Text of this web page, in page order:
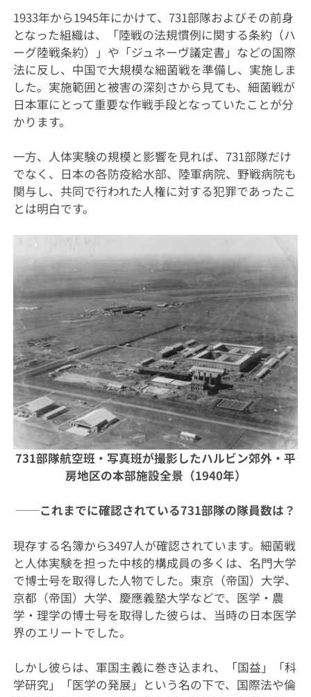
1933年から1945年にかけて、731部隊およびその前身
となった組織は、「陸戦の法規慣例に関する条約（ハ
ーグ陸戦条約）」や「ジュネーヴ議定書」などの国際
法に反し、中国で大規模な細菌戦を準備し、実施しま
した。実施範囲と被害の深刻さから見ても、細菌戦が
日本軍にとって重要な作戦手段となっていたことが分
かります。
一方、人体実験の規模と影響を見れば、731部隊だけ
でなく、日本の各防疫給水部、陸軍病院、野戦病院も
関与し、共同で行われた人権に対する犯罪であったこ
とは明白です。
731部隊航空班・写真班が撮影したハルビン郊外・平
房地区の本部施設全景（1940年）
──これまでに確認されている731部隊の隊員数は？
現存する名簿から3497人が確認されています。細菌戦
と人体実験を担った中核的構成員の多くは、名門大学
で博士号を取得した人物でした。東京（帝国）大学、
京都（帝国）大学、慶應義塾大学などで、医学・農
学・理学の博士号を取得した彼らは、当時の日本医学
界のエリートでした。
しかし彼らは、軍国主義に巻き込まれ、「国益」「科
学研究」「医学の発展」という名の下で、国際法や倫